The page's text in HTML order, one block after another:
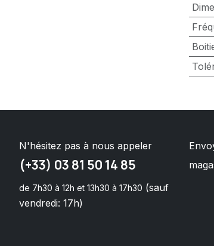
N'hésitez pas à nous appeler
(+33) 03 81 50 14 85
de 7h30 à 12h et 13h30 à 17h30 (sauf
vendredi: 17h)